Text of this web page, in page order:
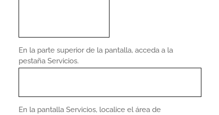
En la parte superior de la pantalla, acceda a la
pestaña Servicios.
En la pantalla Servicios, localice el área de